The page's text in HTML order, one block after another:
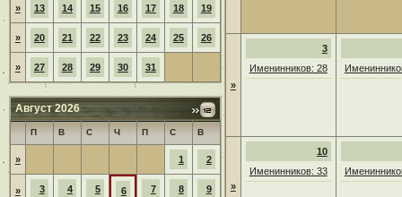
» 13 14 15 16 17 18 19
» 20 21 22 23 24 25 26
» 27 28 29 30 31
Август 2026
П В С Ч П С В
» 1 2
» 3 4 5 6 7 8 9
»
3
Именинников: 28
»
10
Именинников: 33